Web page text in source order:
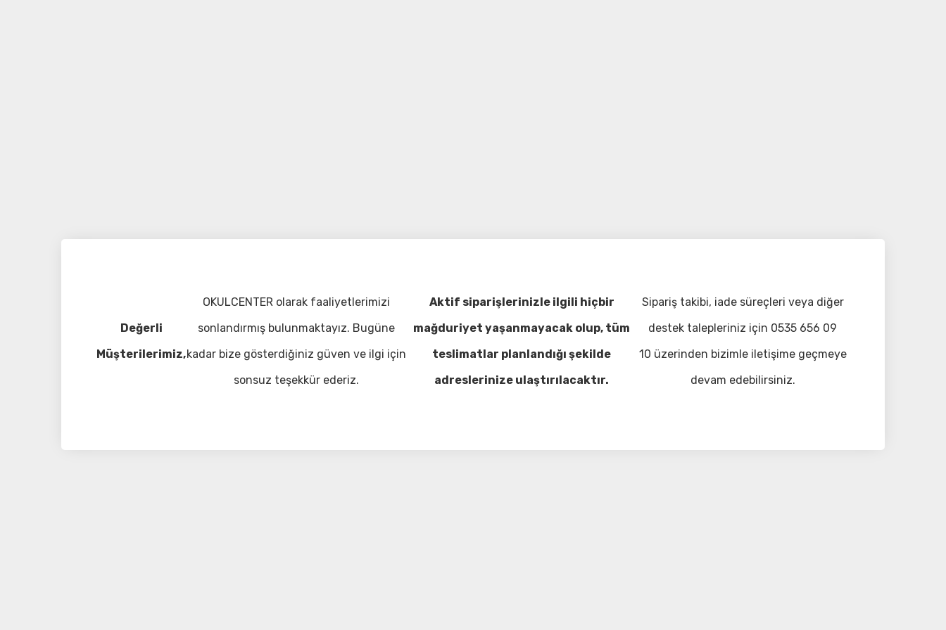
Değerli
Müşterilerimiz,
OKULCENTER olarak faaliyetlerimizi
sonlandırmış bulunmaktayız. Bugüne
kadar bize gösterdiğiniz güven ve ilgi için
sonsuz teşekkür ederiz.
Aktif siparişlerinizle ilgili hiçbir
mağduriyet yaşanmayacak olup, tüm
teslimatlar planlandığı şekilde
adreslerinize ulaştırılacaktır.
Sipariş takibi, iade süreçleri veya diğer
destek talepleriniz için 0535 656 09
10 üzerinden bizimle iletişime geçmeye
devam edebilirsiniz.